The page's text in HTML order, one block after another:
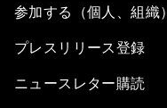
参加する（個人、組織）
プレスリリース登録
ニュースレター購読